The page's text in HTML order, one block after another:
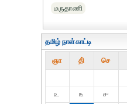
மருதாணி
தமிழ் நாள்காட்டி
ஞா தி் செ
௨
௩ ௪